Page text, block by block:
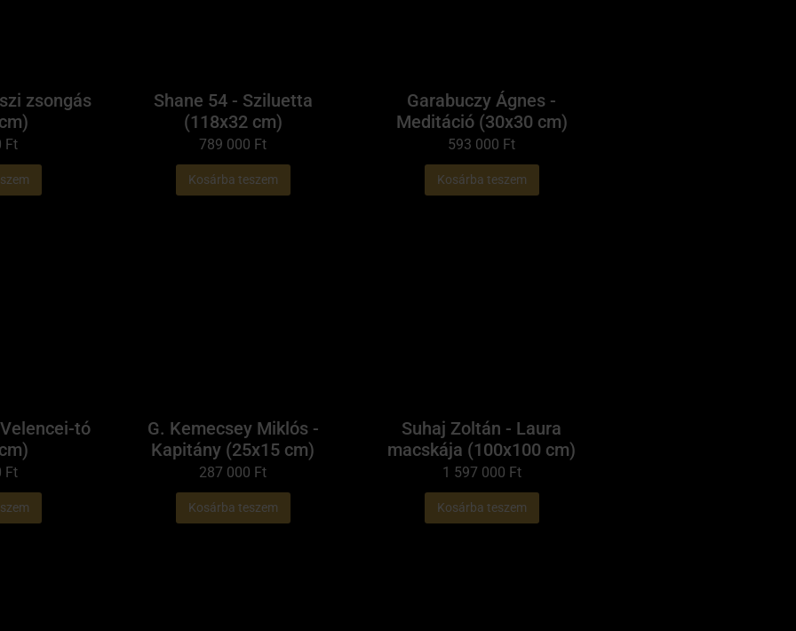
zsongás
Ft
Shane 54 - Sziluetta
(118x32 cm)
789 000 Ft
Kosárba teszem
Garabuczy Ágnes -
Meditáció (30x30 cm)
593 000 Ft
Kosárba teszem
tó
Ft
G. Kemecsey Miklós -
Kapitány (25x15 cm)
287 000 Ft
Kosárba teszem
Suhaj Zoltán - Laura
macskája (100x100 cm)
1 597 000 Ft
Kosárba teszem